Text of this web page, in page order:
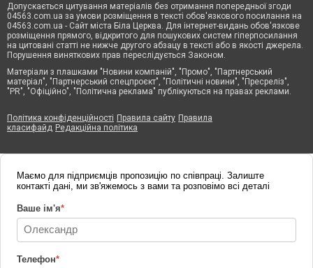
Допускається цитування матеріалів без отримання попередньої згоди
04563.com.ua за умови розміщення в тексті обов'язкового посилання на
04563.com.ua - Сайт міста Біла Церква. Для інтернет-видань обов'язкове
розміщення прямого, відкритого для пошукових систем гіперпосилання
на цитовані статті не нижче другого абзацу в тексті або в якості джерела.
Порушення виняткових прав переслідується Законом.
Матеріали з плашками "Новини компаній", "Промо", "Партнерський
матеріал", "Партнерський спецпроєкт", "Політичні новини", "Пресреліз",
"PR", "Офіційно", "Політична реклама" публікуються на правах реклами.
Політика конфіденційності Правила сайту Правила
класифайд Редакційна політика
Маємо для підприємців пропозицію по співпраці. Залиште
контакті дані, ми зв'яжемось з вами та розповімо всі деталі
Ваше ім'я*
Телефон*